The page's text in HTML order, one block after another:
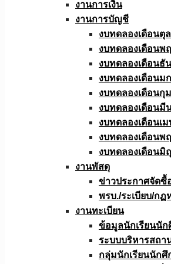
งานการเงิน
งานการบัญชี
งบทดลองเดือนตุ
งบทดลองเดือนพ
งบทดลองเดือนธั
งบทดลองเดือนม
งบทดลองเดือนกุ
งบทดลองเดือนมี
งบทดลองเดือนเ
งบทดลองเดือนพ
งบทดลองเดือนมิ
งานพัสดุ
ข่าวประกาศจัดซื้
พรบ./ระเบียบ/กฏ
งานทะเบียน
ข้อมูลนักเรียนนัก
ระบบบริหารสถา
กลุ่มนักเรียนนักศึ